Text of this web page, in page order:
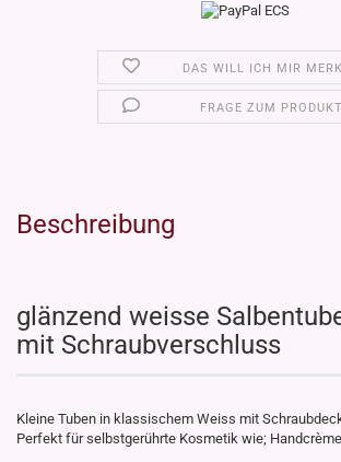
DAS WILL ICH MIR
FRAGE ZUM PRODUKT
Beschreibung
glänzend weisse
mit Schraubverschluss
Kleine Tuben in klassischem Weiss mit
Perfekt für selbstgerührte Kosmetik wie;